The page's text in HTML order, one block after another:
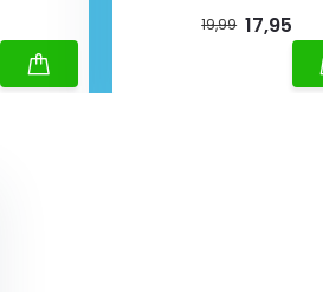
19,99 17,95